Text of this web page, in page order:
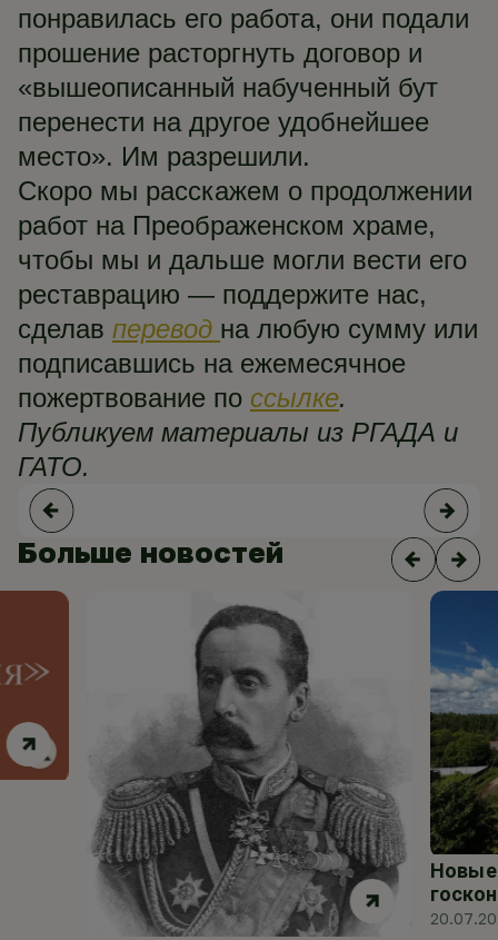
понравилась его работа, они подали
прошение расторгнуть договор и
«вышеописанный набученный бут
перенести на другое удобнейшее
место». Им разрешили.
Скоро мы расскажем о продолжении
работ на Преображенском храме,
чтобы мы и дальше могли вести его
реставрацию — поддержите нас,
сделав перевод на любую сумму или
подписавшись на ежемесячное
пожертвование по ссылке.
Публикуем материалы из РГАДА и
ГАТО.
Больше новостей
Новые